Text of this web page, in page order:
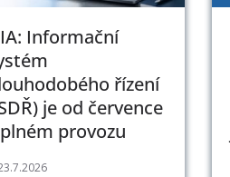
Informační
řízení
je od července
provozu